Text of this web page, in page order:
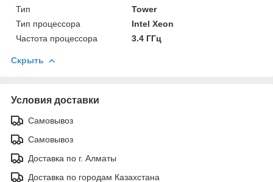
Тип
Tower
Тип процессора
Intel Xeon
Частота процессора
3.4 ГГц
Скрыть
Условия доставки
Самовывоз
Самовывоз
Доставка по г. Алматы
Доставка по городам Казахстана